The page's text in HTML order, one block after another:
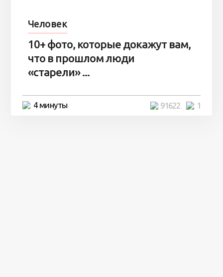
Человек
10+ фото, которые докажут вам,
что в прошлом люди
«старели» ...
4 минуты 1
91622